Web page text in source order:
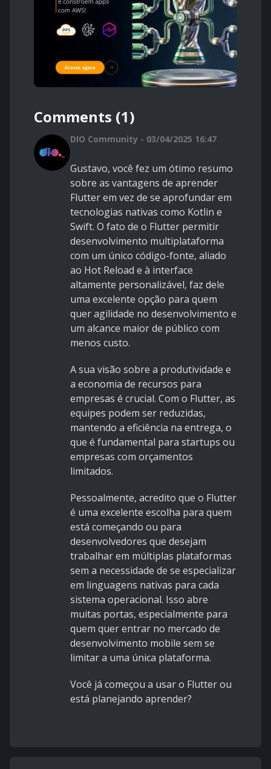
Comments (1)
DIO Community - 03/04/2025 16:47
Gustavo, você fez um ótimo resumo
sobre as vantagens de aprender
Flutter em vez de se aprofundar em
tecnologias nativas como Kotlin e
Swift. O fato de o Flutter permitir
desenvolvimento multiplataforma
com um único código-fonte, aliado
ao Hot Reload e à interface
altamente personalizável, faz dele
uma excelente opção para quem
quer agilidade no desenvolvimento e
um alcance maior de público com
menos custo.
A sua visão sobre a produtividade e
a economia de recursos para
empresas é crucial. Com o Flutter, as
equipes podem ser reduzidas,
mantendo a eficiência na entrega, o
que é fundamental para startups ou
empresas com orçamentos
limitados.
Pessoalmente, acredito que o Flutter
é uma excelente escolha para quem
está começando ou para
desenvolvedores que desejam
trabalhar em múltiplas plataformas
sem a necessidade de se especializar
em linguagens nativas para cada
sistema operacional. Isso abre
muitas portas, especialmente para
quem quer entrar no mercado de
desenvolvimento mobile sem se
limitar a uma única plataforma.
Você já começou a usar o Flutter ou
está planejando aprender?